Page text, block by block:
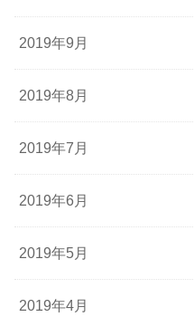
2019年9月
2019年8月
2019年7月
2019年6月
2019年5月
2019年4月